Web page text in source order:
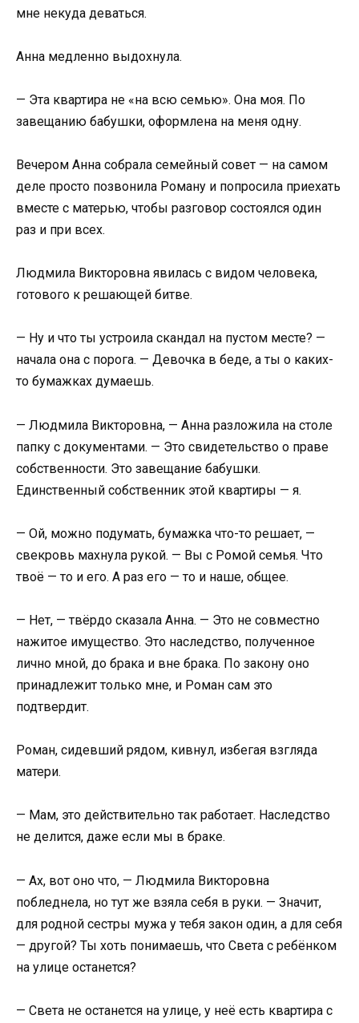
мне некуда деваться.
Анна медленно выдохнула.
— Эта квартира не «на всю семью». Она моя. По
завещанию бабушки, оформлена на меня одну.
Вечером Анна собрала семейный совет — на самом
деле просто позвонила Роману и попросила приехать
вместе с матерью, чтобы разговор состоялся один
раз и при всех.
Людмила Викторовна явилась с видом человека,
готового к решающей битве.
— Ну и что ты устроила скандал на пустом месте? —
начала она с порога. — Девочка в беде, а ты о каких-
то бумажках думаешь.
— Людмила Викторовна, — Анна разложила на столе
папку с документами. — Это свидетельство о праве
собственности. Это завещание бабушки.
Единственный собственник этой квартиры — я.
— Ой, можно подумать, бумажка что-то решает, —
свекровь махнула рукой. — Вы с Ромой семья. Что
твоё — то и его. А раз его — то и наше, общее.
— Нет, — твёрдо сказала Анна. — Это не совместно
нажитое имущество. Это наследство, полученное
лично мной, до брака и вне брака. По закону оно
принадлежит только мне, и Роман сам это
подтвердит.
Роман, сидевший рядом, кивнул, избегая взгляда
матери.
— Мам, это действительно так работает. Наследство
не делится, даже если мы в браке.
— Ах, вот оно что, — Людмила Викторовна
побледнела, но тут же взяла себя в руки. — Значит,
для родной сестры мужа у тебя закон один, а для себя
— другой? Ты хоть понимаешь, что Света с ребёнком
на улице останется?
— Света не останется на улице, у неё есть квартира с